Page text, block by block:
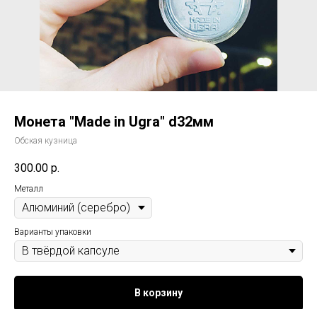
Монета "Made in Ugra" d32мм
Обская кузница
300.00 р.
Металл
Варианты упаковки
В корзину